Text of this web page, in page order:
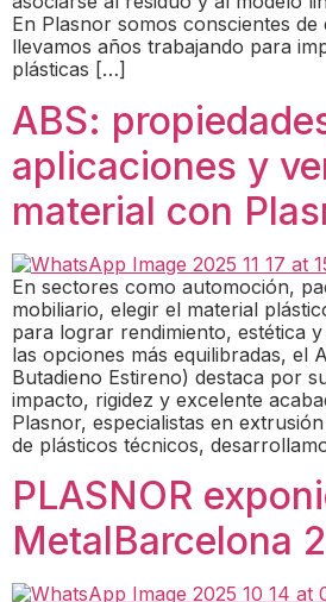
En Plasnor somos conscientes
llevamos años trabajando para
plásticas […]
ABS:
aplicaciones y
material con
En sectores como automoción,
mobiliario, elegir el material
para lograr rendimiento, estética
las opciones más equilibradas, el
Butadieno Estireno) destaca por
impacto, rigidez y excelente
Plasnor, especialistas en
de plásticos técnicos,
PLASNOR
MetalBarcelona